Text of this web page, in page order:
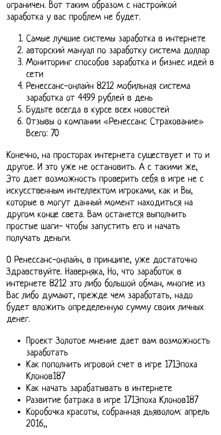
ограничен. Вот таким образом с настройкой
заработка у вас проблем не будет.
Самые лучшие системы заработка в интернете
авторский мануал по заработку система доллар
Мониторинг способов заработка и бизнес идей в
сети
Ренессанс-онлайн 8212 мобильная система
заработка от 4499 рублей в день
Будьте всегда в курсе всех новостей
Отзывы о компании «Ренессанс Страхование»
Всего: 70
Конечно, на просторах интернета существует и то и
другое. И это уже не остановить. А с такими же,
Это дает возможность проверить себя в игре не с
искусственным интеллектом игроками, как и Вы,
которые в могут данный момент находиться на
другом конце света. Вам останется выполнить
простые шаги- чтобы запустить его и начать
получать деньги.
О Ренессанс-онлайн, в принципе, уже достаточно
Здравствуйте. Наверняка, Но, что заработок в
интернете 8212 это либо большой обман, многие из
Вас либо думают, прежде чем заработать, надо
будет вложить определенную сумму своих личных
денег.
Проект Золотое мнение дает вам возможность
заработать
Как пополнить игровой счет в игре 171Эпоха
Клонов187
Как начать зарабатывать в интернете
Развитие батрака в игре 171Эпоха Клонов187
Коробочка красоты, собранная дьяволом: апрель
2016,,